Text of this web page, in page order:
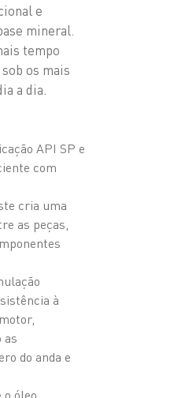
e
mineral.
tempo
os mais
a dia.
API SP e
com
cria uma
as peças,
à
as
do anda e
o óleo